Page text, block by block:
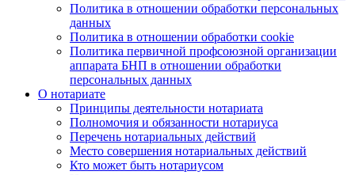
Политика в отношении обработки персональных
данных
Политика в отношении обработки cookie
Политика первичной профсоюзной организации
аппарата БНП в отношении обработки
персональных данных
О нотариате
Принципы деятельности нотариата
Полномочия и обязанности нотариуса
Перечень нотариальных действий
Место совершения нотариальных действий
Кто может быть нотариусом